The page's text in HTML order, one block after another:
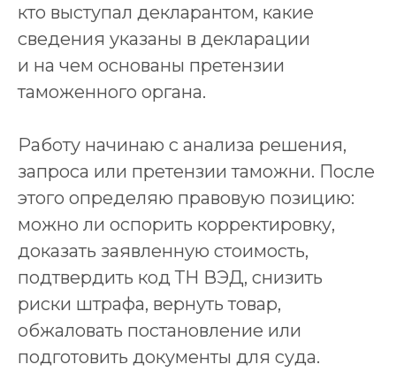
кто выступал декларантом, какие
сведения указаны в декларации
и на чем основаны претензии
таможенного органа.
Работу начинаю с анализа решения,
запроса или претензии таможни. После
этого определяю правовую позицию:
можно ли оспорить корректировку,
доказать заявленную стоимость,
подтвердить код ТН ВЭД, снизить
риски штрафа, вернуть товар,
обжаловать постановление или
подготовить документы для суда.